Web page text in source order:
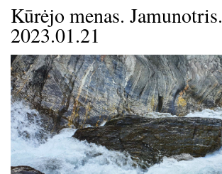
Kūrėjo menas. Jamunotris.
2023.01.21
Image